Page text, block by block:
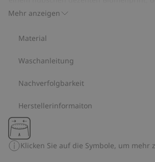
Mehr anzeigen
verspielten Touch sorgt. Die niedliche
den Beinabschlüssen sorgt für ein
Sitz. Kann für einen niedlichen
Aus 100 % Biobaumwolle.
Bio-Baumwolle –GOTS
Material
Waschanleitung
Nachverfolgbarkeit
Herstellerinformaiton
Klicken Sie auf die Symbole, um mehr